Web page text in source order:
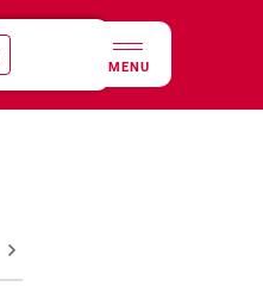
MENU